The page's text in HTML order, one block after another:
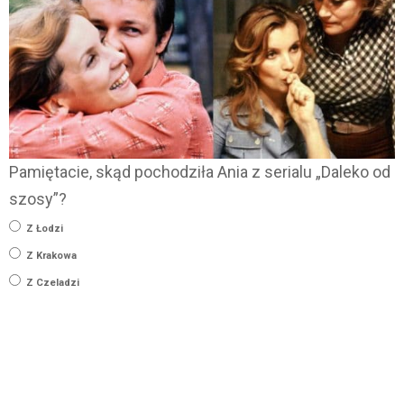
Pamiętacie, skąd pochodziła Ania z serialu „Daleko od
szosy”?
Z Łodzi
Z Krakowa
Z Czeladzi